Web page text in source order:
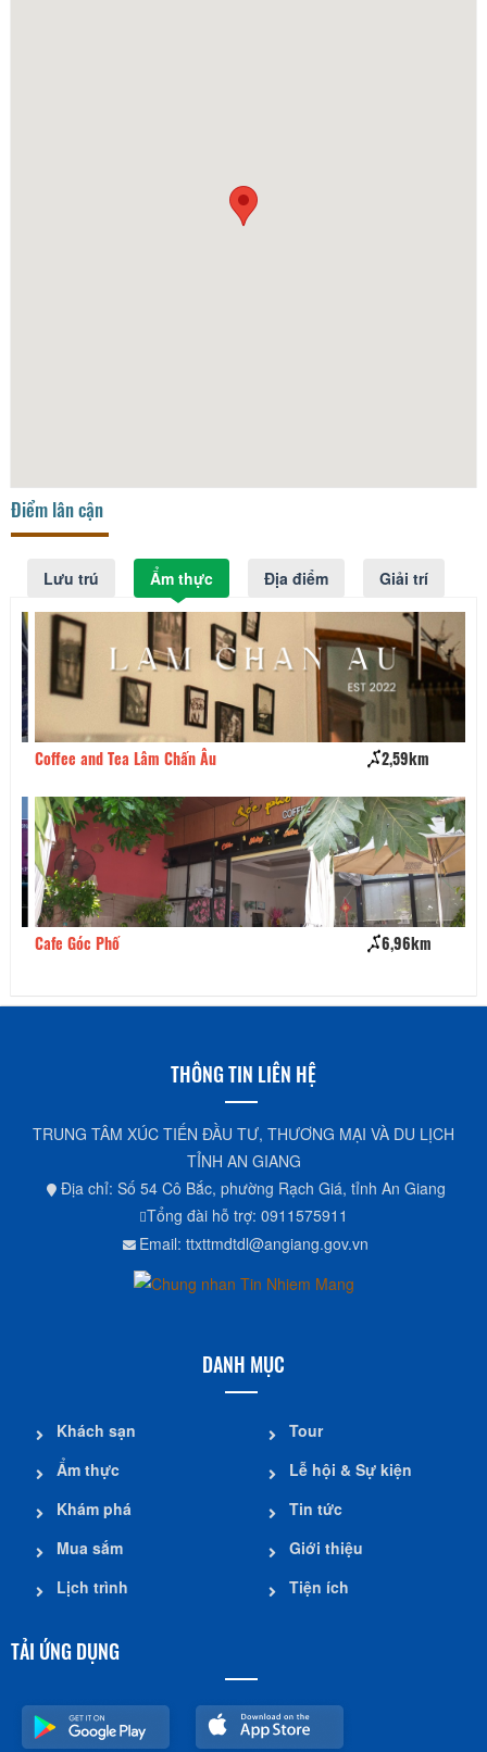
Điểm lân cận
Lưu trú Ẩm thực Địa điểm Giải trí
Coffee and Tea Lâm Chấn Âu 2,59km
Cafe Góc Phố 6,96km
THÔNG TIN LIÊN HỆ
TRUNG TÂM XÚC TIẾN ĐẦU TƯ, THƯƠNG MẠI VÀ DU LỊCH
TỈNH AN GIANG
Địa chỉ: Số 54 Cô Bắc, phường Rạch Giá, tỉnh An Giang
Tổng đài hỗ trợ: 0911575911
Email: ttxttmdtdl@angiang.gov.vn
DANH MỤC
Khách sạn
Ẩm thực
Khám phá
Mua sắm
Lịch trình
Tour
Lễ hội & Sự kiện
Tin tức
Giới thiệu
Tiện ích
TẢI ỨNG DỤNG